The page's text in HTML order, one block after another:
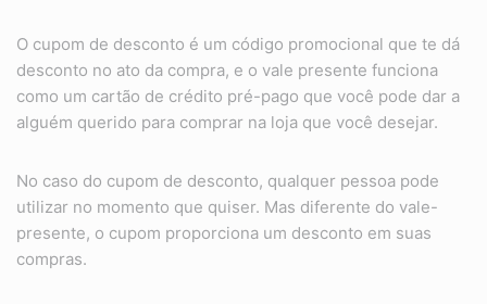
O cupom de desconto é um código promocional que te dá
desconto no ato da compra, e o vale presente funciona
como um cartão de crédito pré-pago que você pode dar a
alguém querido para comprar na loja que você desejar.
No caso do cupom de desconto, qualquer pessoa pode
utilizar no momento que quiser. Mas diferente do vale-
presente, o cupom proporciona um desconto em suas
compras.